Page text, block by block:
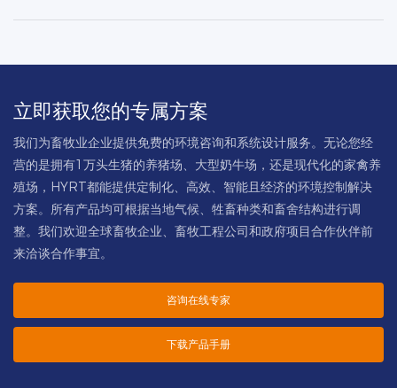
立即获取您的专属方案
我们为畜牧业企业提供免费的环境咨询和系统设计服务。无论您经
营的是拥有1万头生猪的养猪场、大型奶牛场，还是现代化的家禽养
殖场，HYRT都能提供定制化、高效、智能且经济的环境控制解决
方案。所有产品均可根据当地气候、牲畜种类和畜舍结构进行调
整。我们欢迎全球畜牧企业、畜牧工程公司和政府项目合作伙伴前
来洽谈合作事宜。
咨询在线专家
下载产品手册